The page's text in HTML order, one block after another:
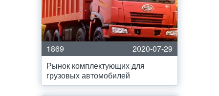
1869
2020-07-29
Рынок комплектующих для
грузовых автомобилей